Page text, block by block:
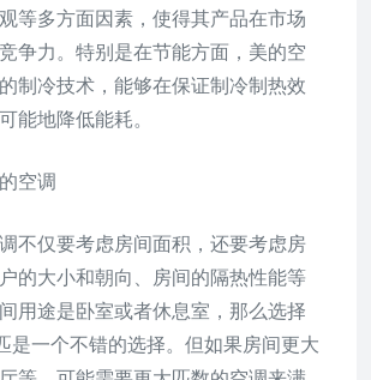
等多方面因素，使得其产品在市场
争力。特别是在节能方面，美的空
制冷技术，能够在保证制冷制热效
能地降低能耗。
空调
不仅要考虑房间面积，还要考虑房
的大小和朝向、房间的隔热性能等
用途是卧室或者休息室，那么选择
是一个不错的选择。但如果房间更大